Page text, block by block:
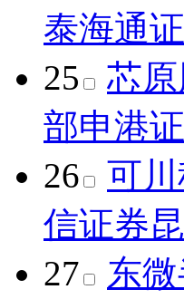
泰海通
25
芯
部申港
26
可
信证券
27
东